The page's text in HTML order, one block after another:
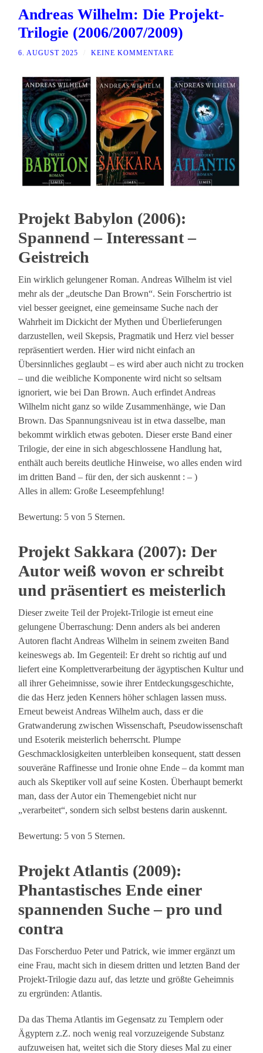
Andreas Wilhelm: Die Projekt-
Trilogie (2006/2007/2009)
6. AUGUST 2025 KEINE KOMMENTARE
Projekt Babylon (2006):
Spannend – Interessant –
Geistreich
Ein wirklich gelungener Roman. Andreas Wilhelm ist viel
mehr als der „deutsche Dan Brown“. Sein Forschertrio ist
viel besser geeignet, eine gemeinsame Suche nach der
Wahrheit im Dickicht der Mythen und Überlieferungen
darzustellen, weil Skepsis, Pragmatik und Herz viel besser
repräsentiert werden. Hier wird nicht einfach an
Übersinnliches geglaubt – es wird aber auch nicht zu trocken
– und die weibliche Komponente wird nicht so seltsam
ignoriert, wie bei Dan Brown. Auch erfindet Andreas
Wilhelm nicht ganz so wilde Zusammenhänge, wie Dan
Brown. Das Spannungsniveau ist in etwa dasselbe, man
bekommt wirklich etwas geboten. Dieser erste Band einer
Trilogie, der eine in sich abgeschlossene Handlung hat,
enthält auch bereits deutliche Hinweise, wo alles enden wird
im dritten Band – für den, der sich auskennt : – )
Alles in allem: Große Leseempfehlung!
Bewertung: 5 von 5 Sternen.
Projekt Sakkara (2007): Der
Autor weiß wovon er schreibt
und präsentiert es meisterlich
Dieser zweite Teil der Projekt-Trilogie ist erneut eine
gelungene Überraschung: Denn anders als bei anderen
Autoren flacht Andreas Wilhelm in seinem zweiten Band
keineswegs ab. Im Gegenteil: Er dreht so richtig auf und
liefert eine Komplettverarbeitung der ägyptischen Kultur und
all ihrer Geheimnisse, sowie ihrer Entdeckungsgeschichte,
die das Herz jeden Kenners höher schlagen lassen muss.
Erneut beweist Andreas Wilhelm auch, dass er die
Gratwanderung zwischen Wissenschaft, Pseudowissenschaft
und Esoterik meisterlich beherrscht. Plumpe
Geschmacklosigkeiten unterbleiben konsequent, statt dessen
souveräne Raffinesse und Ironie ohne Ende – da kommt man
auch als Skeptiker voll auf seine Kosten. Überhaupt bemerkt
man, dass der Autor ein Themengebiet nicht nur
„verarbeitet“, sondern sich selbst bestens darin auskennt.
Bewertung: 5 von 5 Sternen.
Projekt Atlantis (2009):
Phantastisches Ende einer
spannenden Suche – pro und
contra
Das Forscherduo Peter und Patrick, wie immer ergänzt um
eine Frau, macht sich in diesem dritten und letzten Band der
Projekt-Trilogie dazu auf, das letzte und größte Geheimnis
zu ergründen: Atlantis.
Da das Thema Atlantis im Gegensatz zu Templern oder
Ägyptern z.Z. noch wenig real vorzuzeigende Substanz
aufzuweisen hat, weitet sich die Story dieses Mal zu einer